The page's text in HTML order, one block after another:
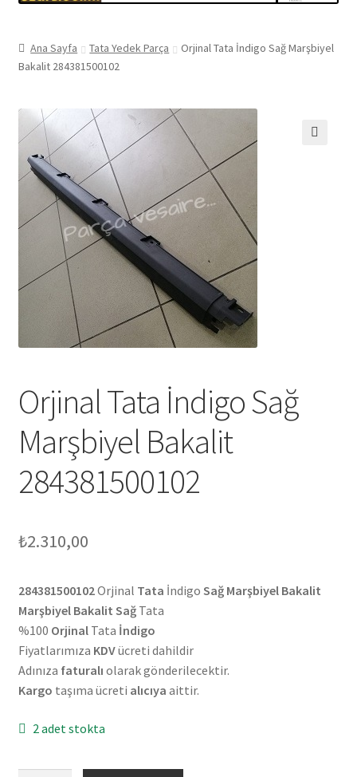
Ana Sayfa Tata Yedek Parça
Orjinal Tata İndigo Sağ Marşbiyel
Bakalit 284381500102
Orjinal Tata İndigo Sağ
Marşbiyel Bakalit
284381500102
₺2.310,00
284381500102Orjinal Tata İndigo Sağ Marşbiyel Bakalit
Marşbiyel Bakalit SağTata
%100 OrjinalTata İndigo
Fiyatlarımıza KDVücreti dahildir
Adınıza faturalı olarak gönderilecektir.
Kargo taşıma ücreti alıcıya aittir.
2 adet stokta